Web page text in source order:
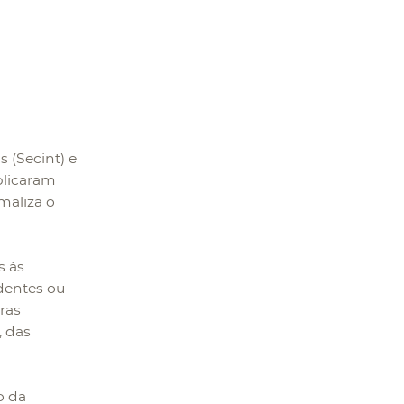
(Secint) e
o
às
ou
das
da